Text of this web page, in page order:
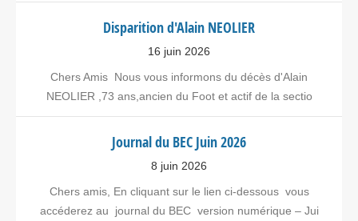
Disparition d'Alain NEOLIER
16 juin 2026
Chers Amis Nous vous informons du décès d'Alain
NEOLIER ,73 ans,ancien du Foot et actif de la sectio
Journal du BEC Juin 2026
8 juin 2026
Chers amis, En cliquant sur le lien ci-dessous vous
accéderez au journal du BEC version numérique – Jui